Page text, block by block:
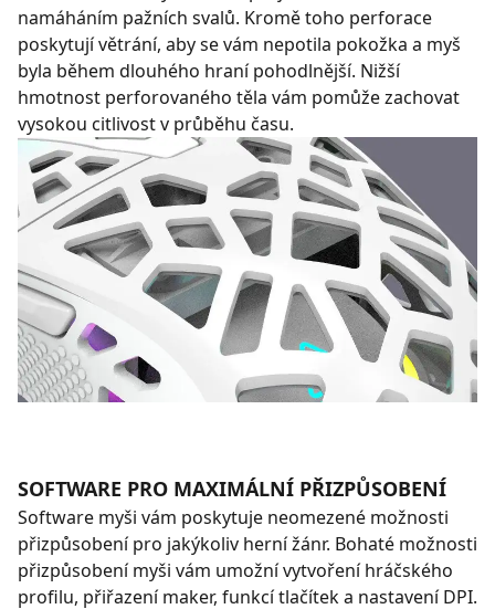
namáháním pažních svalů. Kromě toho perforace
poskytují větrání, aby se vám nepotila pokožka a myš
byla během dlouhého hraní pohodlnější. Nižší
hmotnost perforovaného těla vám pomůže zachovat
vysokou citlivost v průběhu času.
SOFTWARE PRO MAXIMÁLNÍ PŘIZPŮSOBENÍ
Software myši vám poskytuje neomezené možnosti
přizpůsobení pro jakýkoliv herní žánr. Bohaté možnosti
přizpůsobení myši vám umožní vytvoření hráčského
profilu, přiřazení maker, funkcí tlačítek a nastavení DPI.